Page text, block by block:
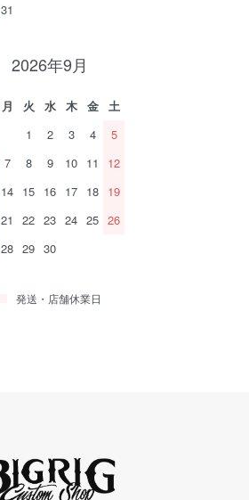
31
2026年9月
月 火 水 木 金
土
1
2 3 4
5
7 8 9 10 11
12
14 15 16 17 18 19
21 22 23 24 25 26
28 29 30
発送・店舗休業日